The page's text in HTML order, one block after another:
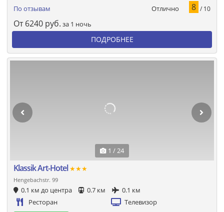
По отзывам Отлично 8 / 10
От 6240 руб. за 1 ночь
ПОДРОБНЕЕ
1 / 24
Klassik Art-Hotel★★★
Hengebachstr. 99
0.1 км до центра 0.7 км
0.1 км
Ресторан
Телевизор